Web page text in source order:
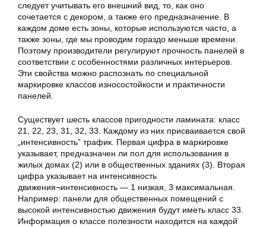
следует учитывать его внешний вид, то, как оно
сочетается с декором, а также его предназначение. В
каждом доме есть зоны, которые используются часто, а
также зоны, где мы проводим гораздо меньше времени.
Поэтому производители регулируют прочность панелей в
соответствии с особенностями различных интерьеров.
Эти свойства можно распознать по специальной
маркировке классов износостойкости и практичности
панелей.
Существует шесть классов пригодности ламината: класс
21, 22, 23, 31, 32, 33. Каждому из них присваивается свой
„интенсивность” трафик. Первая цифра в маркировке
указывает, предназначен ли пол для использования в
жилых домах (2) или в общественных зданиях (3). Вторая
цифра указывает на интенсивность
движения¬интенсивность — 1 низкая, 3 максимальная.
Например: панели для общественных помещений с
высокой интенсивностью движения будут иметь класс 33.
Информация о классе полезности находится на каждой